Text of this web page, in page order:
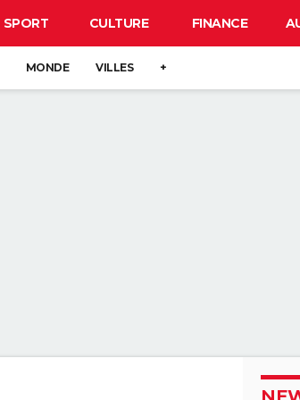
SPORT CULTURE FINANCE
MONDE VILLES +